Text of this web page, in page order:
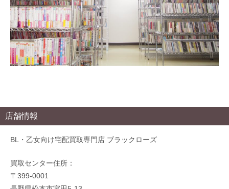
店舗情報
BL・乙女向け宅配買取専門店 ブラックローズ
買取センター住所：
〒399-0001